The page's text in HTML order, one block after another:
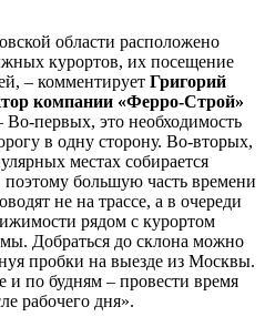
области расположено
курортов, их посещение
– комментирует Григорий
компании «Ферро-Строй»
Во-первых, это необходимость
в одну сторону. Во-вторых,
местах собирается
большую часть времени
не на трассе, а в очереди
рядом с курортом
Добраться до склона можно
пробки на выезде из Москвы.
и по будням – провести время
рабочего дня».